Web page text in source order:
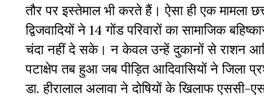
तौर पर इस्तेमाल भी करते हैं। ऐसा ही एक मामला
द्विजवादियों ने 14 गोंड परिवारों का सामाजिक
चंदा नहीं दे सके। न केवल उन्हें दुकानों से राशन
पटाक्षेप तब हुआ जब पीड़ित आदिवासियों ने जिला
डा. हीरालाल अलावा ने दोषियों के खिलाफ